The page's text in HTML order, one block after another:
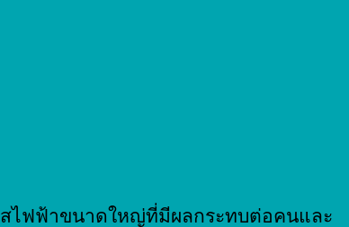
สไฟฟ้าขนาดใหญ่ที่มีผลกระทบต่อคนและ